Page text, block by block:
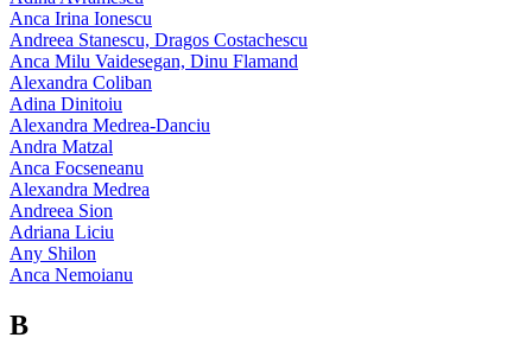
Anca Irina Ionescu
Andreea Stanescu, Dragos Costachescu
Anca Milu Vaidesegan, Dinu Flamand
Alexandra Coliban
Adina Dinitoiu
Alexandra Medrea-Danciu
Andra Matzal
Anca Focseneanu
Alexandra Medrea
Andreea Sion
Adriana Liciu
Any Shilon
Anca Nemoianu
B